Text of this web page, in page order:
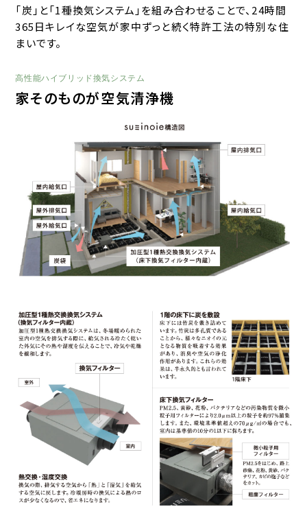
「炭」と「1種換気システム」を組み合わせることで、24時間
365日キレイな空気が家中ずっと続く特許工法の特別な住
まいです。
高性能ハイブリッド換気システム
家そのものが空気清浄機